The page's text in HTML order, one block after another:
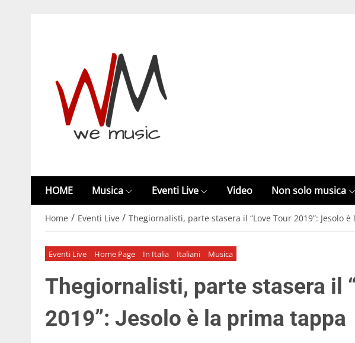
HOME Musica Eventi Live Video Non solo musica
Home / Eventi Live / Thegiornalisti, parte stasera il “Love Tour 2019”: Jesolo
Eventi Live Home Page In Italia Italiani Musica
Thegiornalisti, parte stasera il
2019”: Jesolo è la prima tappa